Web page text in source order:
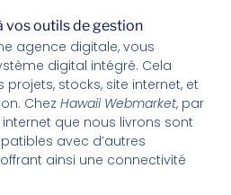
vos outils de gestion
agence digitale, vous
digital intégré. Cela
stocks, site internet, et
Chez Hawaii Webmarket, par
que nous livrons sont
avec d’autres
ainsi une connectivité